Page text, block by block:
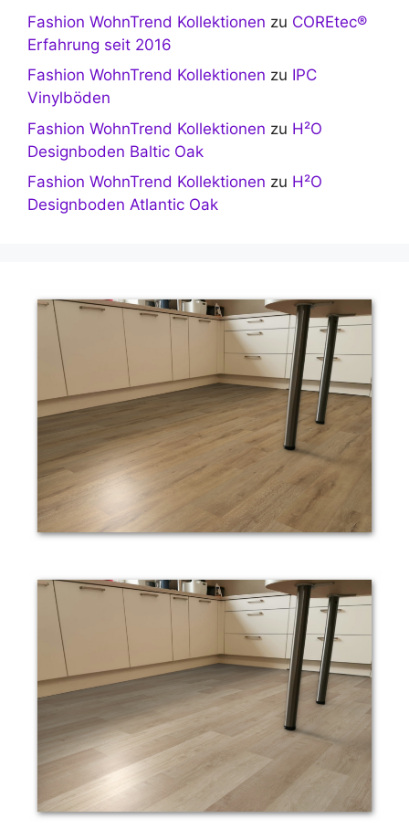
Fashion WohnTrend Kollektionen zu COREtec®
Erfahrung seit 2016
Fashion WohnTrend Kollektionen zu IPC
Vinylböden
Fashion WohnTrend Kollektionen zu H²O
Designboden Baltic Oak
Fashion WohnTrend Kollektionen zu H²O
Designboden Atlantic Oak